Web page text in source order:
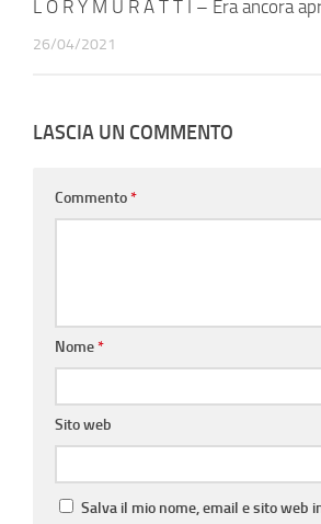
L O R Y M U R A T T I – Era ancora
26/04/2021
LASCIA UN COMMENTO
Commento*
Nome*
Sito web
Salva il mio nome, email e sito web